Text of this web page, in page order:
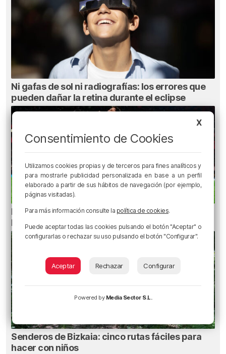
Ni gafas de sol ni radiografías: los errores que
pueden dañar la retina durante el eclipse
La oficialidad de la Euskal Selekzioa es posible
legalmente
Senderos de Bizkaia: cinco rutas fáciles para
hacer con niños
X
Consentimiento de Cookies
Utilizamos cookies propias y de terceros para fines analíticos y
para mostrarle publicidad personalizada en base a un perfil
elaborado a partir de sus hábitos de navegación (por ejemplo,
páginas visitadas).
Para más información consulte la política de cookies.
Puede aceptar todas las cookies pulsando el botón "Aceptar" o
configurarlas o rechazar su uso pulsando el botón "Configurar".
Aceptar Rechazar Configurar
Powered by Media Sector S.L.